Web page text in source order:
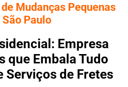
Mudanças Pequenas
Paulo
Empresa
que Embala Tudo
Serviços de Fretes